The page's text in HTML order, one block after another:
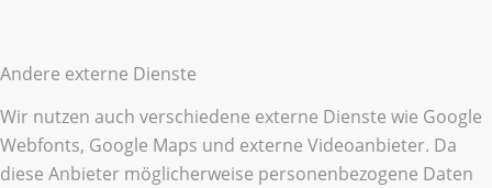
Andere externe Dienste
Wir nutzen auch verschiedene externe Dienste wie Google
Webfonts, Google Maps und externe Videoanbieter. Da
diese Anbieter möglicherweise personenbezogene Daten